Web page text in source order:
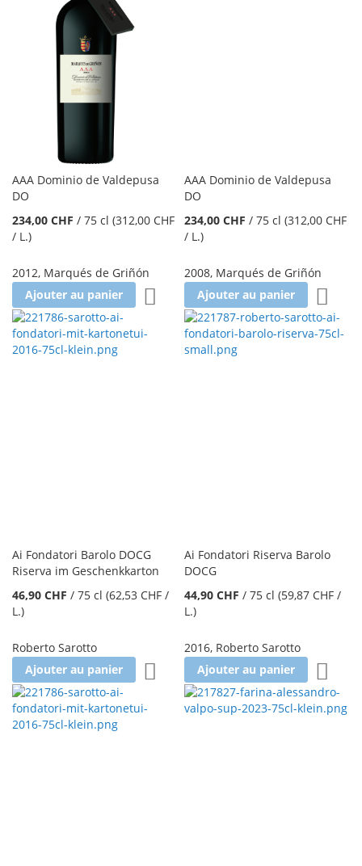
AAA Dominio de Valdepusa
DO
234,00 CHF / 75 cl (312,00 CHF
/ L.)
2012, Marqués de Griñón
Ajouter au panier
Ajouter à la liste d'achats
AAA Dominio de Valdepusa
DO
234,00 CHF /75 cl (312,00 CHF
/ L.)
2008, Marqués de Griñón
Ajouter au panier
Ai Fondatori Barolo DOCG
Riserva im Geschenkkarton
46,90 CHF / 75 cl (62,53 CHF /
L.)
Roberto Sarotto
Ajouter au panier
Ajouter à la liste d'achats
Ai Fondatori Riserva Barolo
DOCG
44,90 CHF /75 cl (59,87 CHF /
L.)
2016, Roberto Sarotto
Ajouter au panier